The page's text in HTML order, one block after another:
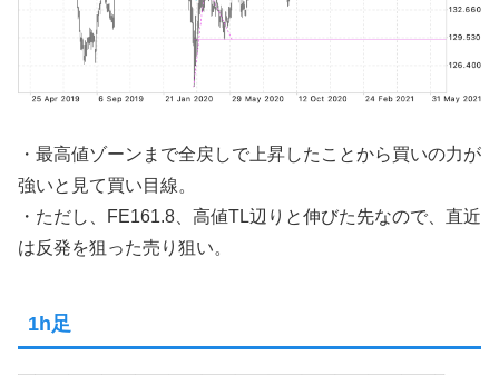
・最高値ゾーンまで全戻しで上昇したことから買いの力が
強いと見て買い目線。
・ただし、FE161.8、高値TL辺りと伸びた先なので、直近
は反発を狙った売り狙い。
1h足